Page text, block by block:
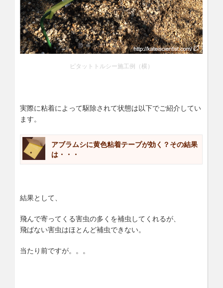
ピタットトルシー施工例（横）
実際に粘着によって駆除されて状態は以下でご紹介してい
ます。
アブラムシに黄色粘着テープが効く？その結果
は・・・
結果として、
飛んで寄ってくる害虫の多くを補虫してくれるが、
飛ばない害虫はほとんど補虫できない。
当たり前ですが。。。